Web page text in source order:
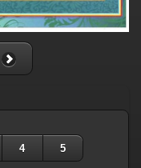
4 5